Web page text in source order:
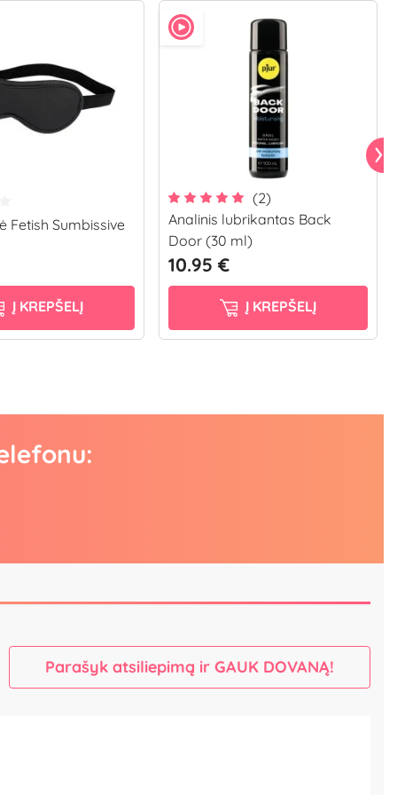
Fetish Sumbissive
Į KREPŠELĮ
(2)
Analinis lubrikantas Back
Door (30 ml)
10.95 €
Į KREPŠELĮ
Parašyk atsiliepimą ir GAUK DOVANĄ!